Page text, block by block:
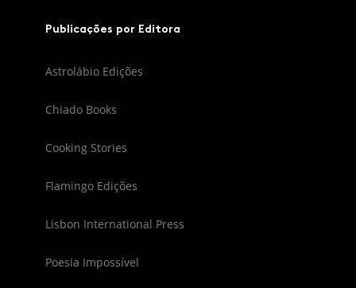
Publicações por Editora
Astrolábio Edições
Chiado Books
Cooking Stories
Flamingo Edições
Lisbon International Press
Poesia Impossível